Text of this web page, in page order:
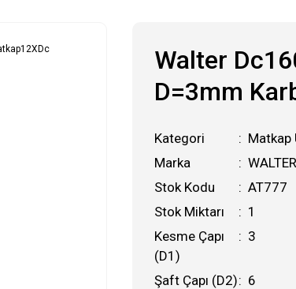
Walter
D=3mm
Kategori
Matkap
Marka
WALTER
Stok Kodu
AT777
Stok Miktarı
1
Kesme Çapı
(D1)
3
Şaft Çapı (D2)
6